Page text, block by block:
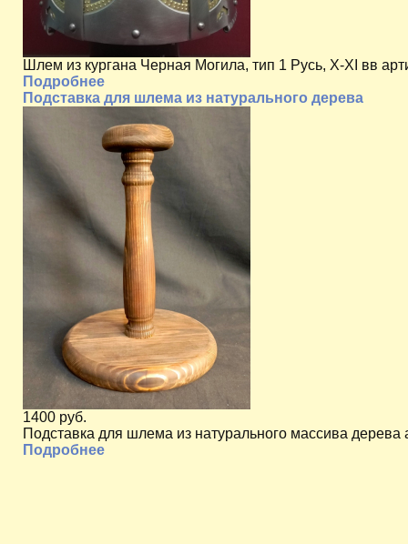
Шлем из кургана Черная Могила, тип 1 Русь, X-XI вв
Подробнее
Подставка для шлема из натурального дерева
1400 руб.
Подставка для шлема из натурального массива дерева
Подробнее